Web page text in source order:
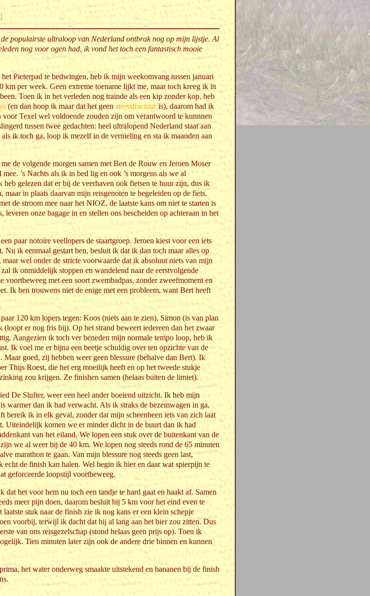
populairste ultraloop van Nederland ontbrak nog op mijn lijstje. Al
nog voor ogen had, ik vond het toch een fantastisch mooie
Pieterpad te bedwingen, heb ik mijn weekomvang tussen januari
km per week. Geen extreme toename lijkt me, maar toch kreeg ik in
Toen ik in het verleden nog trainde als een kip zonder kop, heb
(en dan hoop ik maar dat het geen stressfractuuris), daarom had ik
Texel wel voldoende zouden zijn om verantwoord te kunnnen
tussen twee gedachten: heel ultralopend Nederland staat aan
ik toch ga, loop ik mezelf in de vernieling en sta ik maanden aan
de volgende morgen samen met Bert de Rouw en Jeroen Moser
’s Nachts als ik in bed lig en ook ’s morgens als we al
gelezen dat er bij de veerhaven ook fietsen te huur zijn, dus ik
in plaats daarvan mijn reisgenoten te begeleiden op de fiets.
de stroom mee naar het NIOZ, de laatste kans om niet te starten is
leveren onze bagage in en stellen ons bescheiden op achteraan in het
paar notoire veellopers de staartgroep. Jeroen kiest voor een iets
Nu ik eenmaal gestart ben, besluit ik dat ik dan toch maar alles op
wel onder de stricte voorwaarde dat ik absoluut niets van mijn
ik onmiddelijk stoppen en wandelend naar de eerstvolgende
voortbeweeg met een soort zwembadpas, zonder zweefmoment en
Ik ben trouwens niet de enige met een probleem, want Bert heeft
120 km lopers tegen: Koos (niets aan te zien), Simon (is van plan
er nog fris bij). Op het strand beweert iedereen dan het zwaar
Aangezien ik toch ver beneden mijn normale tempo loop, heb ik
Ik voel me er bijna een beetje schuldig over ten opzichte van de
goed, zij hebben weer geen blessure (behalve dan Bert). Ik
Thijs Roest, die het erg moeilijk heeft en op het tweede stukje
zou krijgen. Ze finishen samen (helaas buiten de limiet).
De Slufter, weer een heel ander boeiend uitzicht. Ik heb mijn
warmer dan ik had verwacht. Als ik straks de bezemwagen in ga,
bereik ik in elk geval, zonder dat mijn scheenbeen iets van zich laat
Uiteindelijk komen we er minder dicht in de buurt dan ik had
van het eiland. We lopen een stuk over de buitenkant van de
we al weer bij de 40 km. We lopen nog steeds rond de 65 minuten
marathon te gaan. Van mijn blessure nog steeds geen last,
echt de finish kan halen. Wel begin ik hier en daar wat spierpijn te
geforceerde loopstijl voortbeweeg.
het voor hem nu toch een tandje te hard gaat en haakt af. Samen
meer pijn doen, daarom besluit hij 5 km voor het eind even te
stuk naar de finish zie ik nog kans er een klein schepje
voorbij, terwijl ik dacht dat hij al lang aan het bier zou zitten. Dus
van ons reisgezelschap (stond helaas geen prijs op). Toen ik
Tien minuten later zijn ook de andere drie binnen en kunnen
het water onderweg smaakte uitstekend en bananen bij de finish